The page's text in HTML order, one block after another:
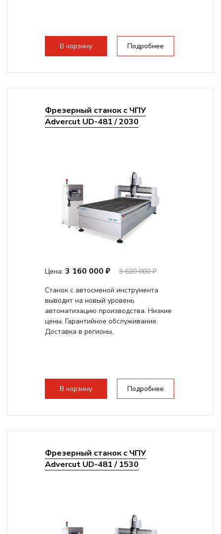
В корзину Подробнее
Фрезерный станок с ЧПУ
Advercut UD-481 / 2030
Цена: 3 160 000 ₽
3 620 000 ₽
Станок с автосменой инструмента
выводит на новый уровень
автоматизацию производства. Низкие
цены. Гарантийное обслуживание.
Доставка в регионы.
В корзину Подробнее
Фрезерный станок с ЧПУ
Advercut UD-481 / 1530